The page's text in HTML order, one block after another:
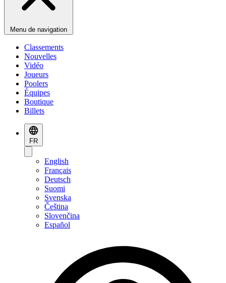
Menu de navigation
Classements
Nouvelles
Vidéo
Joueurs
Poolers
Équipes
Boutique
Billets
FR
English
Français
Deutsch
Suomi
Svenska
Čeština
Slovenčina
Español